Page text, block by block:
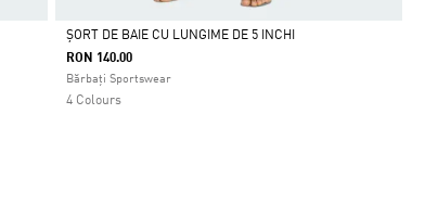
Da
ȘORT DE BAIE CU LUNGIME DE 5 INCHI
RON 140.00
Bărbați Sportswear
4 Colours